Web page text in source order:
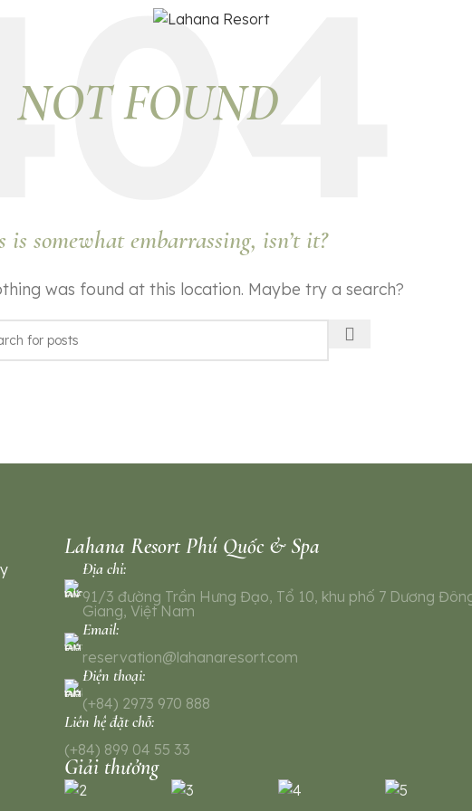
NOT FOUND
is somewhat embarrassing, isn’t it?
was found at this location. Maybe try a search?
Lahana Resort Phú Quốc & Spa
Địa chỉ:
91/3 đường Trần Hưng Đạo, Tổ 10, khu phố 7 Dương
Giang, Việt Nam
Email:
reservation@lahanaresort.com
Điện thoại:
(+84) 2973 970 888
Liên hệ đặt chỗ:
(+84) 899 04 55 33
Giải thưởng